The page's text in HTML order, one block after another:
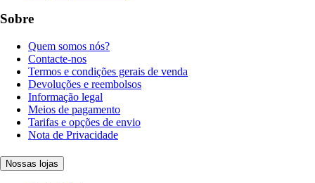
Sobre
Quem somos nós?
Contacte-nos
Termos e condições gerais de venda
Devoluções e reembolsos
Informação legal
Meios de pagamento
Tarifas e opções de envio
Nota de Privacidade
Nossas lojas